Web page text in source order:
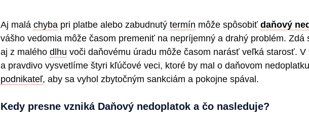
Aj malá chyba pri platbe alebo zabudnutý termín môže spôsobiť daňový
vášho vedomia môže časom premeniť na nepríjemný a drahý problém. Zdá
aj z malého dlhu voči daňovému úradu môže časom narásť veľká starosť.
a pravdivo vysvetlíme štyri kľúčové veci, ktoré by mal o daňovom
podnikateľ, aby sa vyhol zbytočným sankciám a pokojne spával.
Kedy presne vzniká Daňový nedoplatok a čo nasleduje?